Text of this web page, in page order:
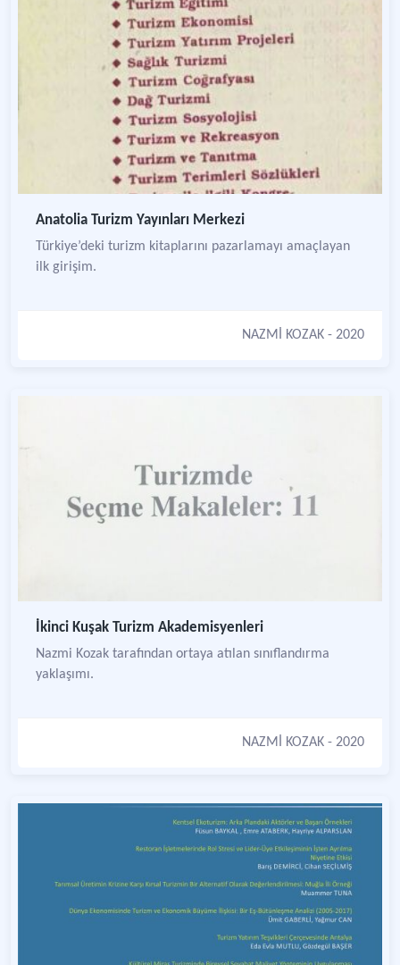
Anatolia Turizm Yayınları Merkezi
Türkiye’deki turizm kitaplarını pazarlamayı amaçlayan
ilk girişim.
NAZMİ KOZAK - 2020
İkinci Kuşak Turizm Akademisyenleri
Nazmi Kozak tarafından ortaya atılan sınıflandırma
yaklaşımı.
NAZMİ KOZAK - 2020